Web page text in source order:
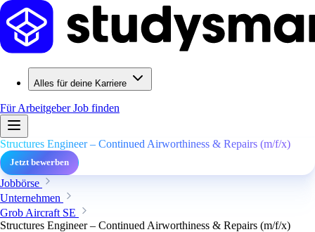
Alles für deine Karriere
Für ArbeitgeberJob finden
Structures Engineer – Continued Airworthiness & Repairs (m/f/x)
Jetzt bewerben
Jobbörse
Unternehmen
Grob Aircraft SE
Structures Engineer – Continued Airworthiness & Repairs (m/f/x)